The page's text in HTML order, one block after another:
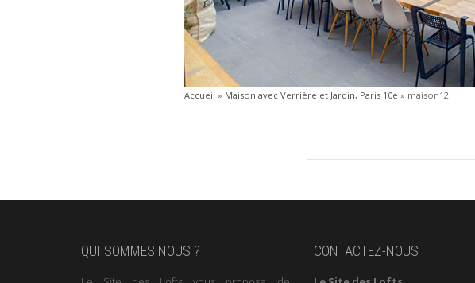
Accueil » Maison avec Verrière et Jardin, Paris 10e » maison12
QUI SOMMES NOUS ? CONTACTEZ-NOUS